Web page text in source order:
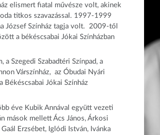
elismert fiatal művésze volt, akinek
titkos szavazással. 1997-1999
József Színház tagja volt. 2009-től
a békéscsabai Jókai Színházban
Szegedi Szabadtéri Színpad, a
Várszínház, az Óbudai Nyári
Békéscsabai Jókai Színház
éve Kubik Annával együtt vezeti
mások mellett Ács János, Árkosi
Erzsébet, Iglódi István, Ivánka